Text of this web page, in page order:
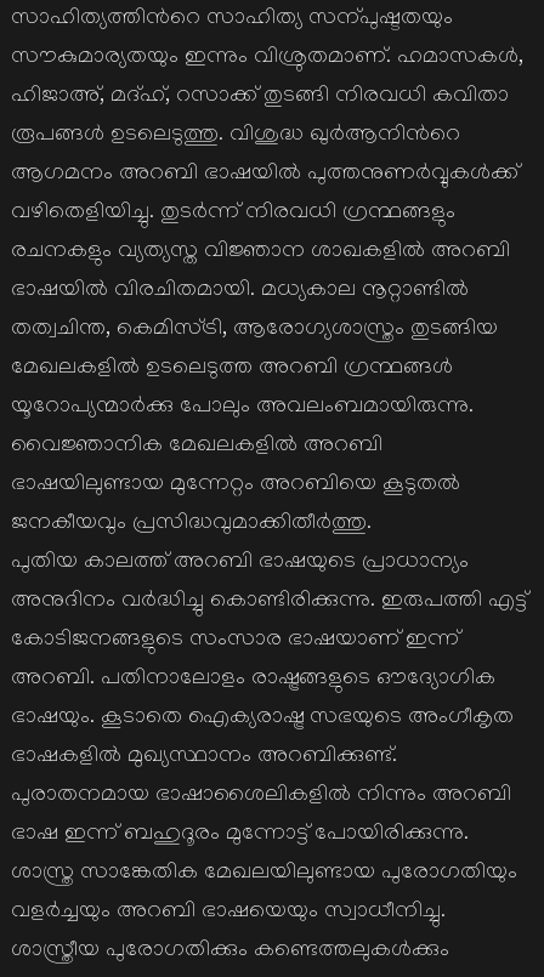
സാഹിത്യത്തിന്‍റെ സാഹിത്യ സന്പുഷ്ടതയും
സൗകുമാര്യതയും ഇന്നും വിശ്രുതമാണ്. ഹമാസകള്‍,
ഹിജാഅ്, മദ്ഹ്, റസാക്ക് തുടങ്ങി നിരവധി കവിതാ
രൂപങ്ങള്‍ ഉടലെടുത്തു. വിശുദ്ധ ഖുര്‍ആനിന്‍റെ
ആഗമനം അറബി ഭാഷയില്‍ പുത്തനുണര്‍വ്വുകള്‍ക്ക്
വഴിതെളിയിച്ചു. തുടര്‍ന്ന് നിരവധി ഗ്രന്ഥങ്ങളും
രചനകളും വ്യത്യസ്ത വിജ്ഞാന ശാഖകളില്‍ അറബി
ഭാഷയില്‍ വിരചിതമായി. മധ്യകാല നൂറ്റാണ്ടില്‍
തത്വചിന്ത, കെമിസ്ട്രി, ആരോഗ്യശാസ്ത്രം തുടങ്ങിയ
മേഖലകളില്‍ ഉടലെടുത്ത അറബി ഗ്രന്ഥങ്ങള്‍
യൂറോപ്യന്മാര്‍ക്കു പോലും അവലംബമായിരുന്നു.
വൈജ്ഞാനിക മേഖലകളില്‍ അറബി
ഭാഷയിലുണ്ടായ മുന്നേറ്റം അറബിയെ കൂടുതല്‍
ജനകീയവും പ്രസിദ്ധവുമാക്കിതീര്‍ത്തു.
പുതിയ കാലത്ത് അറബി ഭാഷയുടെ പ്രാധാന്യം
അനുദിനം വര്‍ദ്ധിച്ചു കൊണ്ടിരിക്കുന്നു. ഇരുപത്തി എട്ട്
കോടിജനങ്ങളുടെ സംസാര ഭാഷയാണ് ഇന്ന്
അറബി. പതിനാലോളം രാഷ്ട്രങ്ങളുടെ ഔദ്യോഗിക
ഭാഷയും. കൂടാതെ ഐക്യരാഷ്ട്ര സഭയുടെ അംഗീകൃത
ഭാഷകളില്‍ മുഖ്യസ്ഥാനം അറബിക്കുണ്ട്.
പുരാതനമായ ഭാഷാശൈലികളില്‍ നിന്നും അറബി
ഭാഷ ഇന്ന് ബഹുദൂരം മുന്നോട്ട് പോയിരിക്കുന്നു.
ശാസ്ത്ര സാങ്കേതിക മേഖലയിലുണ്ടായ പുരോഗതിയും
വളര്‍ച്ചയും അറബി ഭാഷയെയും സ്വാധീനിച്ചു.
ശാസ്ത്രീയ പുരോഗതിക്കും കണ്ടെത്തലുകള്‍ക്കും